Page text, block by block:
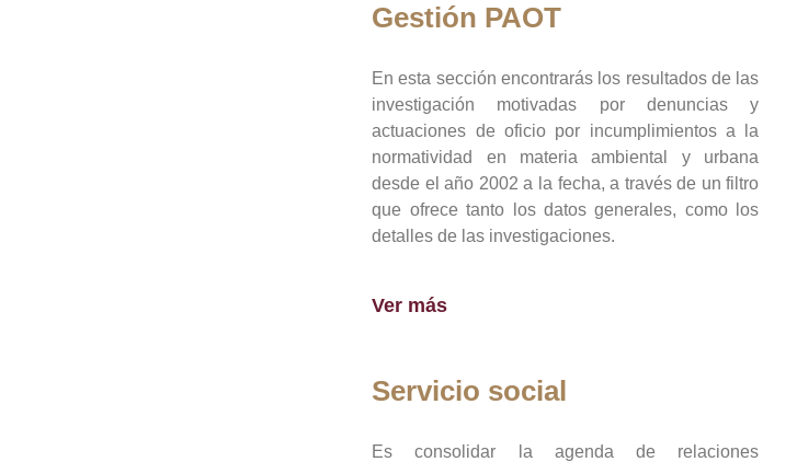
Gestión PAOT
En esta sección encontrarás los resultados de las
investigación motivadas por denuncias y
actuaciones de oficio por incumplimientos a la
normatividad en materia ambiental y urbana
desde el año 2002 a la fecha, a través de un filtro
que ofrece tanto los datos generales, como los
detalles de las investigaciones.
Ver más
Servicio social
Es consolidar la agenda de relaciones